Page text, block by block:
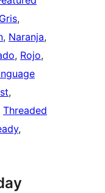
Gris
, Naranja
, Rojo
Threaded